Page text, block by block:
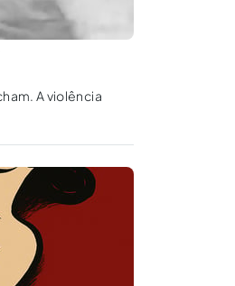
A violência